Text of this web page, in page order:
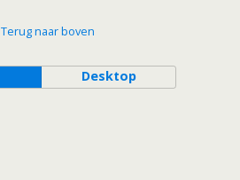
Terug naar boven
Desktop